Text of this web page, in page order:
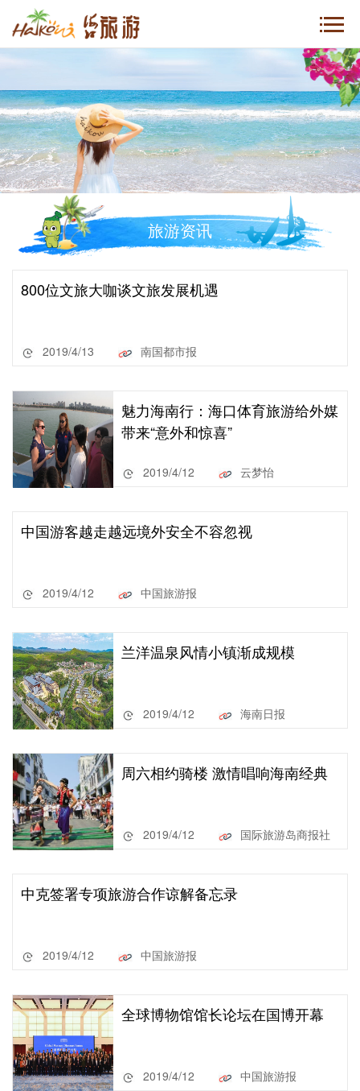
旅游资讯
800位文旅大咖谈文旅发展机遇
2019/4/13 南国都市报
魅力海南行：海口体育旅游给外媒
带来“意外和惊喜”
2019/4/12 云梦怡
中国游客越走越远境外安全不容忽视
2019/4/12 中国旅游报
兰洋温泉风情小镇渐成规模
2019/4/12 海南日报
周六相约骑楼 激情唱响海南经典
2019/4/12 国际旅游岛商报社
中克签署专项旅游合作谅解备忘录
2019/4/12 中国旅游报
全球博物馆馆长论坛在国博开幕
2019/4/12 中国旅游报